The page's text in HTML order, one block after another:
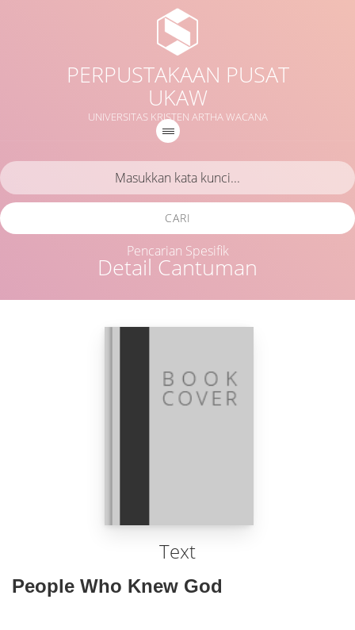
PERPUSTAKAAN PUSAT
UKAW
UNIVERSITAS KRISTEN ARTHA WACANA
Detail Cantuman
CARI
Pencarian Spesifik
Text
People Who Knew God